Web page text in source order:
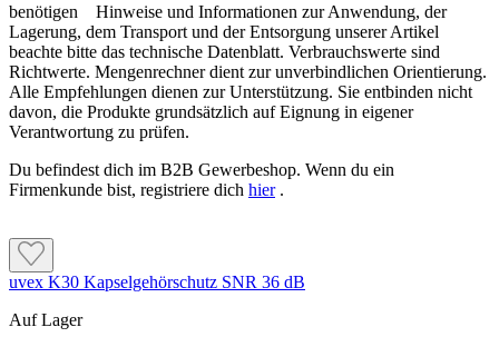
benötigen Hinweise und Informationen zur Anwendung, der
Lagerung, dem Transport und der Entsorgung unserer Artikel
beachte bitte das technische Datenblatt. Verbrauchswerte sind
Richtwerte. Mengenrechner dient zur unverbindlichen Orientierung.
Alle Empfehlungen dienen zur Unterstützung. Sie entbinden nicht
davon, die Produkte grundsätzlich auf Eignung in eigener
Verantwortung zu prüfen.
Du befindest dich im B2B Gewerbeshop. Wenn du ein
Firmenkunde bist, registriere dich hier.
uvex K30 Kapselgehörschutz SNR 36 dB
Auf Lager